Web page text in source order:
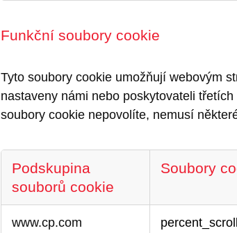
Funkční soubory cookie
Tyto soubory cookie umožňují webovým
nastaveny námi nebo poskytovateli
soubory cookie nepovolíte, nemusí
soubory
Podskupina
souborů cookie
Soubory
www.cp.com